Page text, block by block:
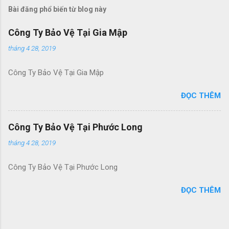
Bài đăng phổ biến từ blog này
Công Ty Bảo Vệ Tại Gia Mập
tháng 4 28, 2019
Công Ty Bảo Vệ Tại Gia Mập
ĐỌC THÊM
Công Ty Bảo Vệ Tại Phước Long
tháng 4 28, 2019
Công Ty Bảo Vệ Tại Phước Long
ĐỌC THÊM